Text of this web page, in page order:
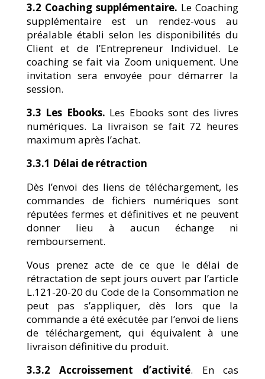
3.2 Coaching supplémentaire. Le Coaching
supplémentaire est un rendez-vous au
préalable établi selon les disponibilités du
Client et de l’Entrepreneur Individuel. Le
coaching se fait via Zoom uniquement. Une
invitation sera envoyée pour démarrer la
session.
3.3 Les Ebooks. Les Ebooks sont des livres
numériques. La livraison se fait 72 heures
maximum après l’achat.
3.3.1 Délai de rétraction
Dès l’envoi des liens de téléchargement, les
commandes de fichiers numériques sont
réputées fermes et définitives et ne peuvent
donner lieu à aucun échange ni
remboursement.
Vous prenez acte de ce que le délai de
rétractation de sept jours ouvert par l’article
L.121-20-20 du Code de la Consommation ne
peut pas s’appliquer, dès lors que la
commande a été exécutée par l’envoi de liens
de téléchargement, qui équivalent à une
livraison définitive du produit.
3.3.2 Accroissement d’activité. En cas